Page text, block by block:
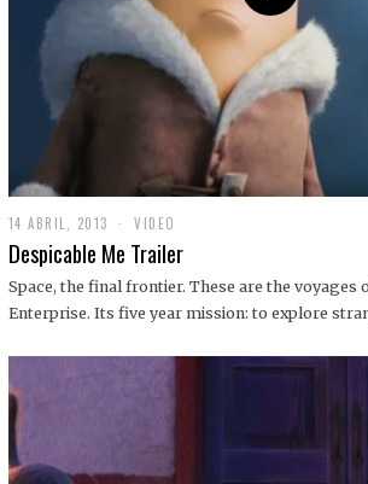
14 ABRIL, 2013
9
D
C
I
1
VIDEO
Despicable Me Trailer
Space, the final frontier. These are the voyages
Enterprise. Its five year mission: to explore